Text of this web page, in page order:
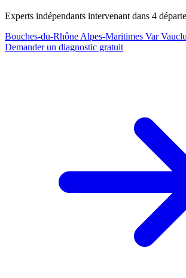
Experts indépendants intervenant dans 4
Bouches-du-Rhône Alpes-Maritimes Var
Demander un diagnostic gratuit